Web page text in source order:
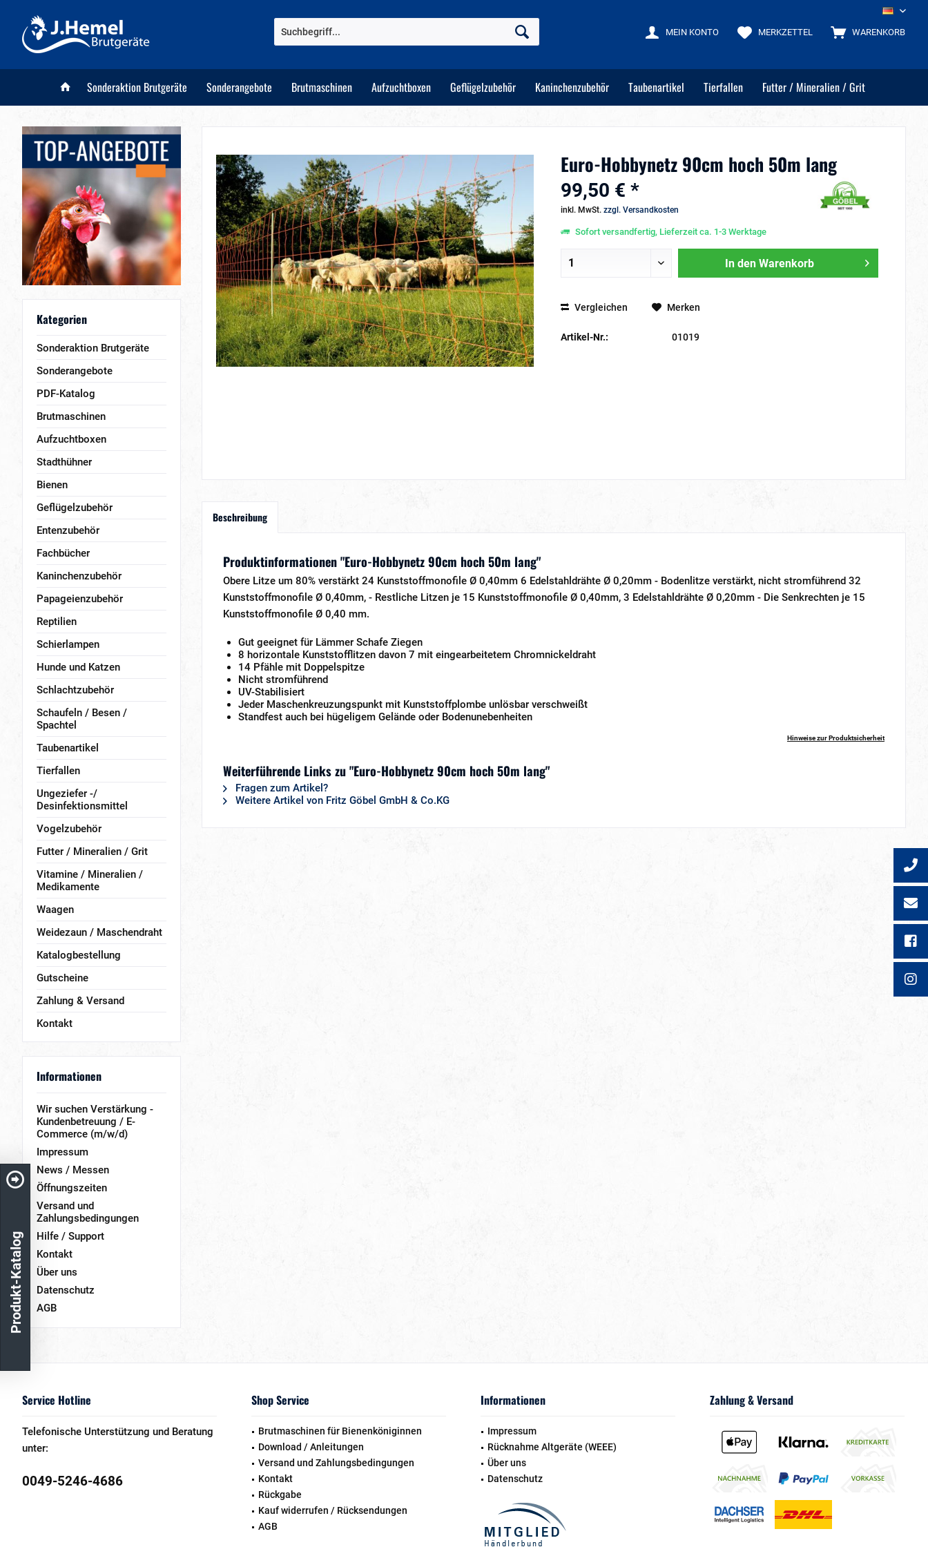
DE
WARENKORB
MERKZETTEL
MEIN KONTO
Sonderaktion Brutgeräte Sonderangebote Brutmaschinen Aufzuchtboxen Geflügelzubehör Kaninchenzubehör Taubenartikel Tierfallen Futter / Mineralien / Grit
Kategorien
Sonderaktion Brutgeräte
Sonderangebote
PDF-Katalog
Brutmaschinen
Aufzuchtboxen
Stadthühner
Bienen
Geflügelzubehör
Entenzubehör
Fachbücher
Kaninchenzubehör
Papageienzubehör
Reptilien
Schierlampen
Hunde und Katzen
Schlachtzubehör
Schaufeln / Besen /
Spachtel
Taubenartikel
Tierfallen
Ungeziefer -/
Desinfektionsmittel
Vogelzubehör
Futter / Mineralien / Grit
Vitamine / Mineralien /
Medikamente
Waagen
Weidezaun / Maschendraht
Katalogbestellung
Gutscheine
Zahlung & Versand
Kontakt
Informationen
Wir suchen Verstärkung -
Kundenbetreuung / E-
Commerce (m/w/d)
Impressum
News / Messen
Öffnungszeiten
Versand und
Zahlungsbedingungen
Hilfe / Support
Kontakt
Über uns
Datenschutz
AGB
Euro-Hobbynetz 90cm hoch 50m lang
99,50 € *
inkl. MwSt. zzgl. Versandkosten
Sofort versandfertig, Lieferzeit ca. 1-3 Werktage
In den Warenkorb
Vergleichen Merken
Artikel-Nr.: 01019
Beschreibung
Produktinformationen "Euro-Hobbynetz 90cm hoch 50m lang"
Obere Litze um 80% verstärkt 24 Kunststoffmonofile Ø 0,40mm 6 Edelstahldrähte Ø 0,20mm - Bodenlitze verstärkt, nicht stromführend 32
Kunststoffmonofile Ø 0,40mm, - Restliche Litzen je 15 Kunststoffmonofile Ø 0,40mm, 3 Edelstahldrähte Ø 0,20mm - Die Senkrechten je 15
Kunststoffmonofile Ø 0,40 mm.
Gut geeignet für Lämmer Schafe Ziegen
8 horizontale Kunststofflitzen davon 7 mit eingearbeitetem Chromnickeldraht
14 Pfähle mit Doppelspitze
Nicht stromführend
UV-Stabilisiert
Jeder Maschenkreuzungspunkt mit Kunststoffplombe unlösbar verschweißt
Standfest auch bei hügeligem Gelände oder Bodenunebenheiten
Hinweise zur Produktsicherheit
Weiterführende Links zu "Euro-Hobbynetz 90cm hoch 50m lang"
Fragen zum Artikel?
Weitere Artikel von Fritz Göbel GmbH & Co.KG
Service Hotline
Telefonische Unterstützung und Beratung
unter:
0049-5246-4686
Shop Service
Brutmaschinen für Bienenköniginnen
Download / Anleitungen
Versand und Zahlungsbedingungen
Kontakt
Rückgabe
Kauf widerrufen / Rücksendungen
AGB
Informationen
Impressum
Rücknahme Altgeräte (WEEE)
Über uns
Datenschutz
Zahlung & Versand
Produkt-Katalog